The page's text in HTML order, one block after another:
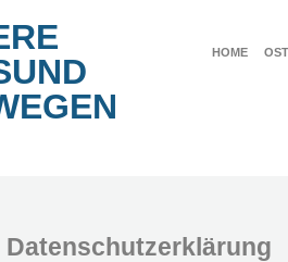
HOME
Datenschutzerklärung